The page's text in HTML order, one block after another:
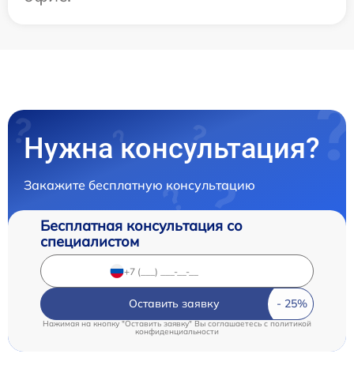
Нужна консультация?
Закажите бесплатную консультацию
Бесплатная консультация со
специалистом
Оставить заявку
Нажимая на кнопку "Оставить заявку" Вы соглашаетесь c политикой
конфиденциальности